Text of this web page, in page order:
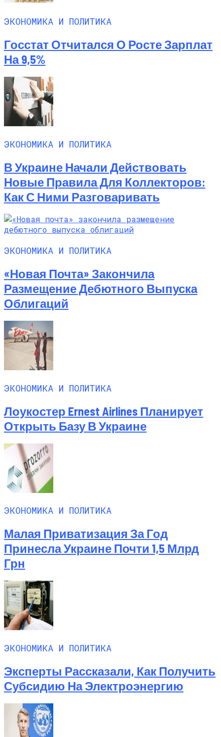
ЭКОНОМИКА И ПОЛИТИКА
Госстат Отчитался О Росте Зарплат
На 9,5%
ЭКОНОМИКА И ПОЛИТИКА
В Украине Начали Действовать
Новые Правила Для Коллекторов:
Как С Ними Разговаривать
ЭКОНОМИКА И ПОЛИТИКА
«Новая Почта» Закончила
Размещение Дебютного Выпуска
Облигаций
ЭКОНОМИКА И ПОЛИТИКА
Лоукостер Ernest Airlines Планирует
Открыть Базу В Украине
ЭКОНОМИКА И ПОЛИТИКА
Малая Приватизация За Год
Принесла Украине Почти 1,5 Млрд
Грн
ЭКОНОМИКА И ПОЛИТИКА
Эксперты Рассказали, Как Получить
Субсидию На Электроэнергию